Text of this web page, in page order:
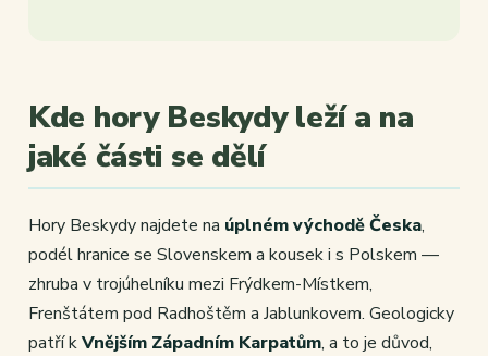
Kde hory Beskydy leží a na
jaké části se dělí
Hory Beskydy najdete na úplném východě Česka,
podél hranice se Slovenskem a kousek i s Polskem —
zhruba v trojúhelníku mezi Frýdkem-Místkem,
Frenštátem pod Radhoštěm a Jablunkovem. Geologicky
patří kVnějším Západním Karpatům, a to je důvod,